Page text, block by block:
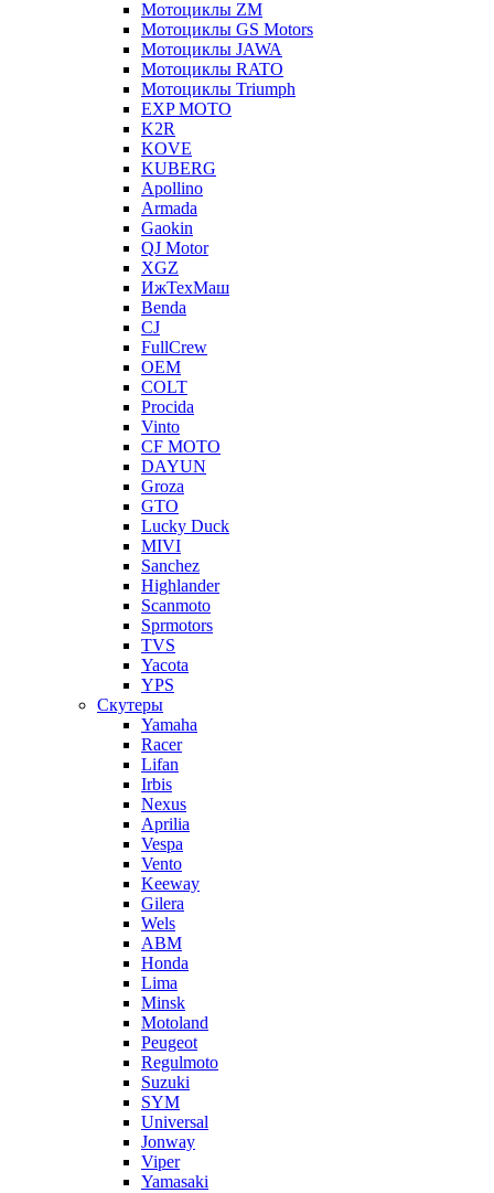
Мотоциклы ZM
Мотоциклы GS Motors
Мотоциклы JAWA
Мотоциклы RATO
Мотоциклы Triumph
EXP MOTO
K2R
KOVE
KUBERG
Apollino
Armada
Gaokin
QJ Motor
XGZ
ИжТехМаш
Benda
CJ
FullCrew
OEM
COLT
Procida
Vinto
CF MOTO
DAYUN
Groza
GTO
Lucky Duck
MIVI
Sanchez
Highlander
Scanmoto
Sprmotors
TVS
Yacota
YPS
Скутеры
Yamaha
Racer
Lifan
Irbis
Nexus
Aprilia
Vespa
Vento
Keeway
Gilera
Wels
ABM
Honda
Lima
Minsk
Motoland
Peugeot
Regulmoto
Suzuki
SYM
Universal
Jonway
Viper
Yamasaki